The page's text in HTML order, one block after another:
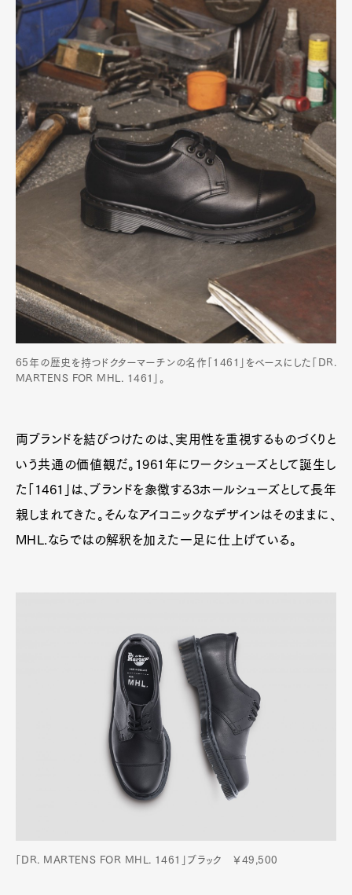
Art&DesignWatchFashion
GourmetCars
ProductCulture Lifestyle
Pen Membership
Magazine
Official Columnist
About
Contact
Pen Meet
Pen tw
65年の歴史を持つドクターマーチンの名作「1461」をベースにした「DR.
MARTENS FOR MHL. 1461」。
両ブランドを結びつけたのは、実用性を重視するものづくりと
いう共通の価値観だ。1961年にワークシューズとして誕生し
た「1461」は、ブランドを象徴する3ホールシューズとして長年
親しまれてきた。そんなアイコニックなデザインはそのままに、
MHL.ならではの解釈を加えた一足に仕上げている。
「DR. MARTENS FOR MHL. 1461」ブラック ￥49,500